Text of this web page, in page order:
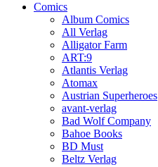
Comics
Album Comics
All Verlag
Alligator Farm
ART:9
Atlantis Verlag
Atomax
Austrian Superheroes
avant-verlag
Bad Wolf Company
Bahoe Books
BD Must
Beltz Verlag